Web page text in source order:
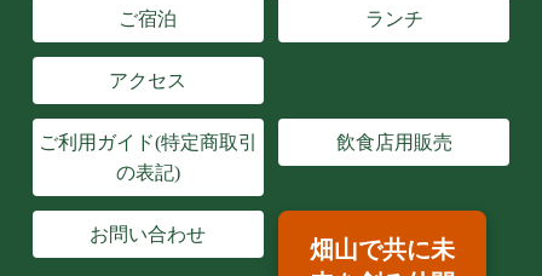
ご宿泊 ランチ
アクセス
ご利用ガイド(特定商取引
の表記)
飲食店用販売
お問い合わせ
畑山で共に未